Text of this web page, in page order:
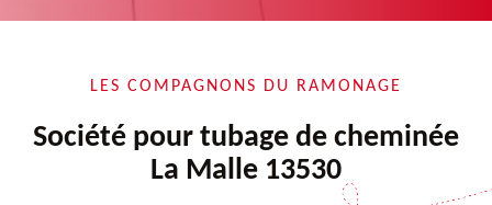
LES COMPAGNONS DU RAMONAGE
Société pour tubage de cheminée
La Malle 13530